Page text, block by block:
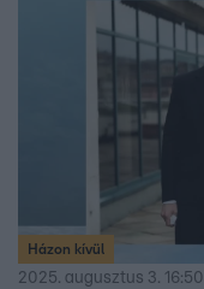
Házon kívül
2025. augusztus 3. 16:50